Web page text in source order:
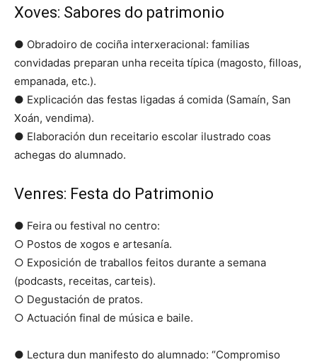
Xoves: Sabores do patrimonio
● Obradoiro de cociña interxeracional: familias
convidadas preparan unha receita típica (magosto, filloas,
empanada, etc.).
● Explicación das festas ligadas á comida (Samaín, San
Xoán, vendima).
● Elaboración dun receitario escolar ilustrado coas
achegas do alumnado.
Venres: Festa do Patrimonio
● Feira ou festival no centro:
○ Postos de xogos e artesanía.
○ Exposición de traballos feitos durante a semana
(podcasts, receitas, carteis).
○ Degustación de pratos.
○ Actuación final de música e baile.
● Lectura dun manifesto do alumnado: “Compromiso